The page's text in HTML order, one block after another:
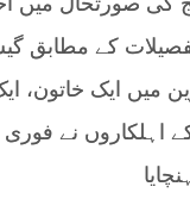
کے مطابق
میں ایک خاتون،
زخمی ہیں۔حادثے کی اطلاع ملتے ہی